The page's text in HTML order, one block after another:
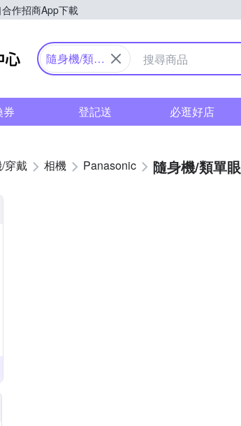
合作招商App下載
Yahoo購物中心
隨身機/類單
券 登記送 必逛好店
穿戴 相機 Panasonic 隨身機/類單眼